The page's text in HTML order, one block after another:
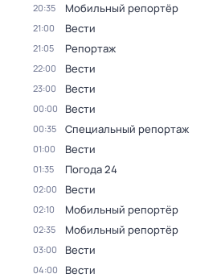
20:35 Мобильный репортёр
21:00 Вести
21:05 Репортаж
22:00 Вести
23:00 Вести
00:00 Вести
00:35 Специальный репортаж
01:00 Вести
01:35 Погода 24
02:00 Вести
02:10 Мобильный репортёр
02:35 Мобильный репортёр
03:00 Вести
04:00 Вести